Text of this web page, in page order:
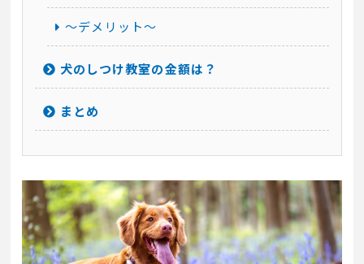
～デメリット～
犬のしつけ教室の金額は？
まとめ